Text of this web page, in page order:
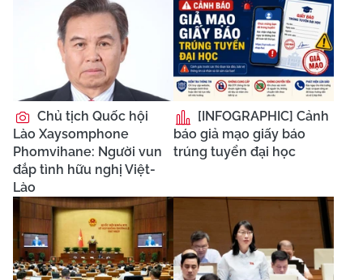
Chủ tịch Quốc hội
Lào Xaysomphone
Phomvihane: Người vun
đắp tình hữu nghị Việt-
Lào
[INFOGRAPHIC] Cảnh
báo giả mạo giấy báo
trúng tuyển đại học